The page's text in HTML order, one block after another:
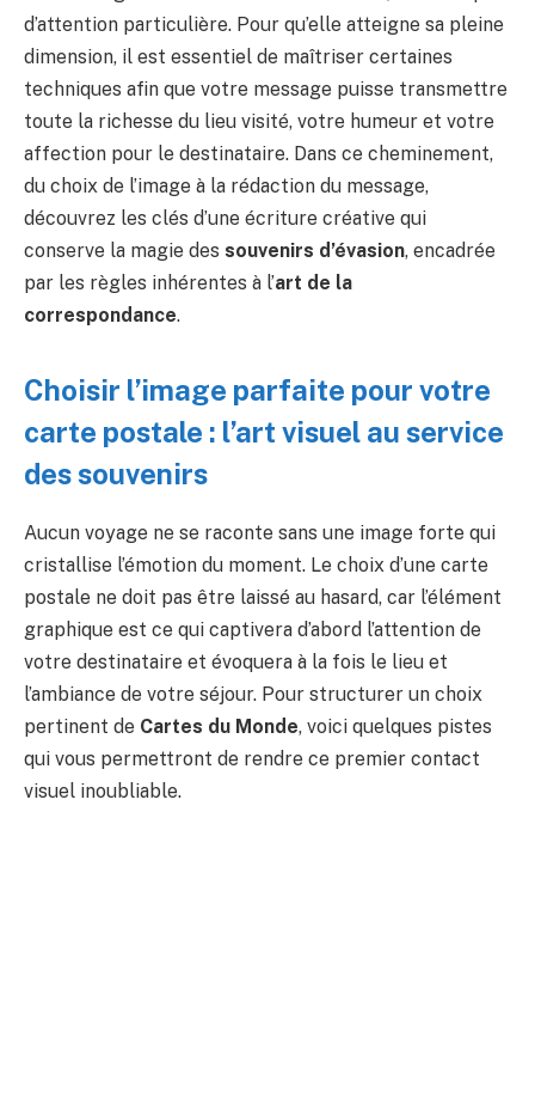
d’attention particulière. Pour qu’elle atteigne sa pleine
dimension, il est essentiel de maîtriser certaines
techniques afin que votre message puisse transmettre
toute la richesse du lieu visité, votre humeur et votre
affection pour le destinataire. Dans ce cheminement,
du choix de l’image à la rédaction du message,
découvrez les clés d’une écriture créative qui
conserve la magie des souvenirs d’évasion, encadrée
par les règles inhérentes à l’art de la
correspondance.
Choisir l’image parfaite pour votre
carte postale : l’art visuel au service
des souvenirs
Aucun voyage ne se raconte sans une image forte qui
cristallise l’émotion du moment. Le choix d’une carte
postale ne doit pas être laissé au hasard, car l’élément
graphique est ce qui captivera d’abord l’attention de
votre destinataire et évoquera à la fois le lieu et
l’ambiance de votre séjour. Pour structurer un choix
pertinent de Cartes du Monde, voici quelques pistes
qui vous permettront de rendre ce premier contact
visuel inoubliable.